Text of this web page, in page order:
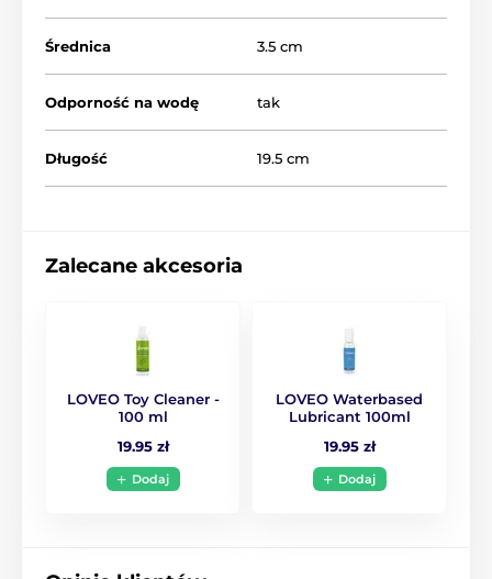
Średnica 3.5 cm
Odporność na wodę tak
Długość 19.5 cm
Zalecane akcesoria
LOVEO Toy Cleaner -
100 ml
19.95 zł
Dodaj
LOVEO Waterbased
Lubricant 100ml
19.95 zł
Dodaj